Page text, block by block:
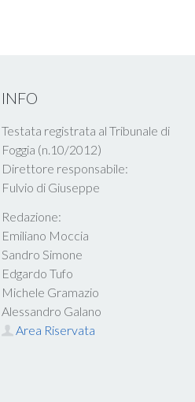
INFO
Testata registrata al Tribunale di
Foggia (n.10/2012)
Direttore responsabile:
Fulvio di Giuseppe
Redazione:
Emiliano Moccia
Sandro Simone
Edgardo Tufo
Michele Gramazio
Alessandro Galano
Area Riservata